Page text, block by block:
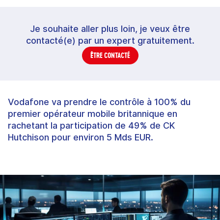
Je souhaite aller plus loin, je veux être
contacté(e) par un expert gratuitement.
ÊTRE CONTACTÉ
Vodafone va prendre le contrôle à 100% du
premier opérateur mobile britannique en
rachetant la participation de 49% de CK
Hutchison pour environ 5 Mds EUR.